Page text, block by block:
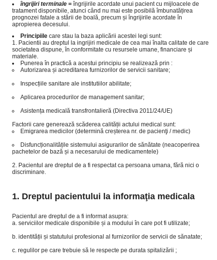
îngrijiri terminale = îngrijirile acordate unui pacient cu mijloacele de
tratament disponibile, atunci când nu mai este posibilă îmbunatățirea
prognozei fatale a stării de boală, precum și îngrijirile acordate în
apropierea decesului.
Principiile care stau la baza aplicării acestei legi sunt:
Pacientii au dreptul la ingrijiri medicale de cea mai înalta calitate de care
societatea dispune, în conformitate cu resursele umane, financiare și
materiale.
Punerea în practică a acestui principiu se realizează prin :
Autorizarea și acreditarea furnizorilor de servicii sanitare;
Inspecțiile sanitare ale institutiilor abilitate;
Aplicarea procedurilor de management sanitar;
Asistența medicală transfrontalieră (Directiva 2011/24/UE)
Factorii care generează scăderea calității actului medical sunt:
Emigrarea medicilor (determină creșterea nr. de pacienţi / medic)
Disfuncționalitățile sistemului asigurarilor de sănătate (neacoperirea
pachetelor de bază și a necesarului de medicamentele)
Pacientul are dreptul de a fi respectat ca persoana umana, fără nici o
discriminare.
Dreptul pacientului la informaţia medicala
Pacientul are dreptul de a fi informat asupra:
serviciilor medicale disponibile și a modului în care pot fi utilizate;
identității și statutului profesional al furnizorilor de servicii de sănatate;
regulilor pe care trebuie să le respecte pe durata spitalizării ;